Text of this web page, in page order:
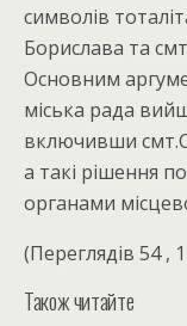
символів
Борислава та
Основним
міська рада
включивши
а такі рішення
органами
(Переглядів 54 ,
Також читайте